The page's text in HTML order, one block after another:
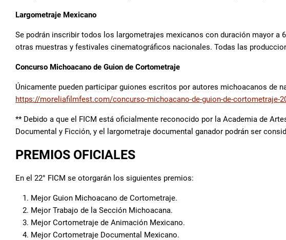
Largometraje Mexicano
Se podrán inscribir todos los largometrajes mexicanos con duración mayor a
otras muestras y festivales cinematográficos nacionales. Todas las
Concurso Michoacano de Guion de Cortometraje
Únicamente pueden participar guiones escritos por autores michoacanos de
https://moreliafilmfest.com/concurso-michoacano-de-guion-de-cortometraje-
** Debido a que el FICM está oficialmente reconocido por la Academia de
Documental y Ficción, y el largometraje documental ganador podrán ser
PREMIOS OFICIALES
En el 22° FICM se otorgarán los siguientes premios:
Mejor Guion Michoacano de Cortometraje.
Mejor Trabajo de la Sección Michoacana.
Mejor Cortometraje de Animación Mexicano.
Mejor Cortometraje Documental Mexicano.